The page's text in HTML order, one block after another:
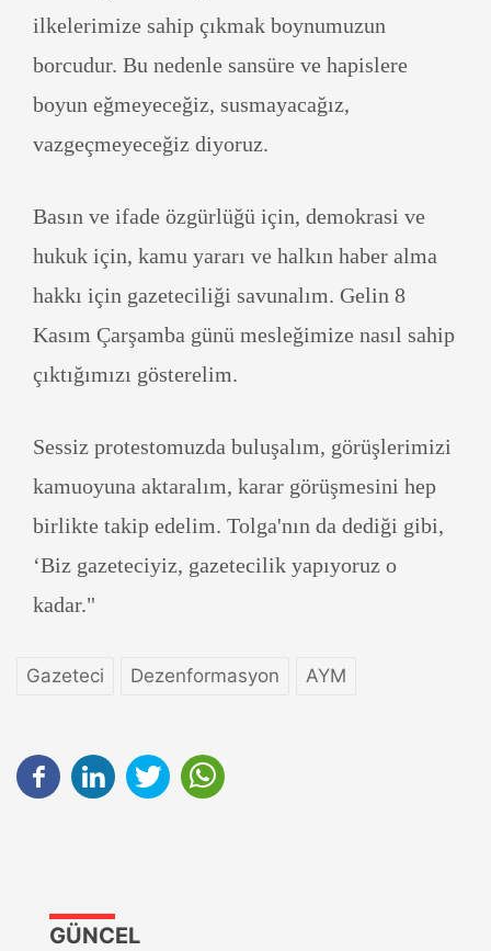
ilkelerimize sahip çıkmak boynumuzun
borcudur. Bu nedenle sansüre ve hapislere
boyun eğmeyeceğiz, susmayacağız,
vazgeçmeyeceğiz diyoruz.
Basın ve ifade özgürlüğü için, demokrasi ve
hukuk için, kamu yararı ve halkın haber alma
hakkı için gazeteciliği savunalım. Gelin 8
Kasım Çarşamba günü mesleğimize nasıl sahip
çıktığımızı gösterelim.
Sessiz protestomuzda buluşalım, görüşlerimizi
kamuoyuna aktaralım, karar görüşmesini hep
birlikte takip edelim. Tolga'nın da dediği gibi,
‘Biz gazeteciyiz, gazetecilik yapıyoruz o
kadar."
Gazeteci Dezenformasyon AYM
GÜNCEL